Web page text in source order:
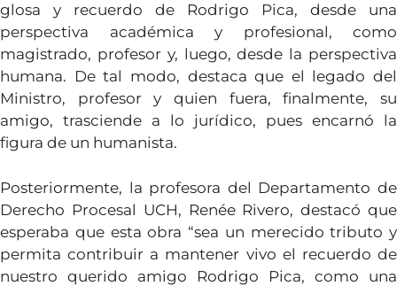
glosa y recuerdo de Rodrigo Pica, desde una
perspectiva académica y profesional, como
magistrado, profesor y, luego, desde la perspectiva
humana. De tal modo, destaca que el legado del
Ministro, profesor y quien fuera, finalmente, su
amigo, trasciende a lo jurídico, pues encarnó la
figura de un humanista.
Posteriormente, la profesora del Departamento de
Derecho Procesal UCH, Renée Rivero, destacó que
esperaba que esta obra “sea un merecido tributo y
permita contribuir a mantener vivo el recuerdo de
nuestro querido amigo Rodrigo Pica, como una